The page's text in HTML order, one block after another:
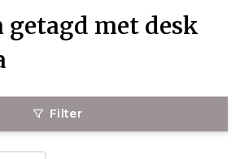
getagd met desk
Filter